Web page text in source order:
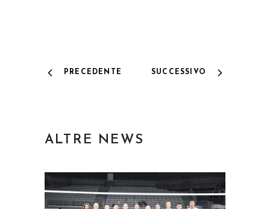
PRECEDENTE SUCCESSIVO
ALTRE NEWS